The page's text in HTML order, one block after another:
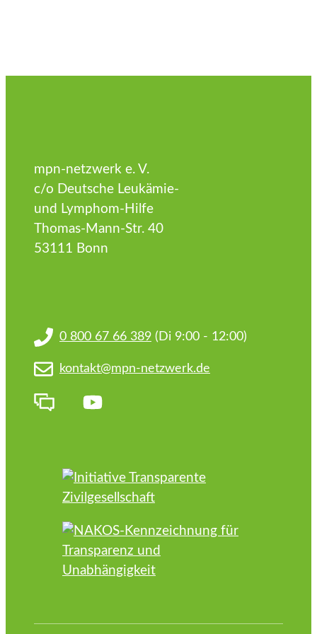
mpn-netzwerk e. V.
c/o Deutsche Leukämie-
und Lymphom-Hilfe
Thomas-Mann-Str. 40
53111 Bonn
0 800 67 66 389 (Di 9:00 - 12:00)
kontakt@mpn-netzwerk.de